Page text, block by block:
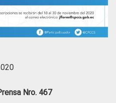
Nro. 467